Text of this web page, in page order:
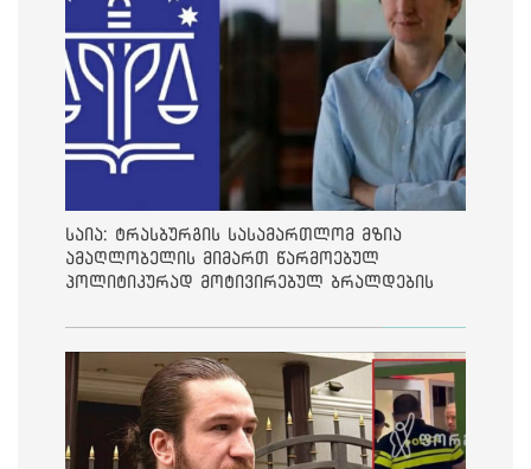
საია: ტრასბურგის სასამართლომ მზია
ამაღლობელის მიმართ წარმოებულ
პოლიტიკურად მოტივირებულ ბრალდების